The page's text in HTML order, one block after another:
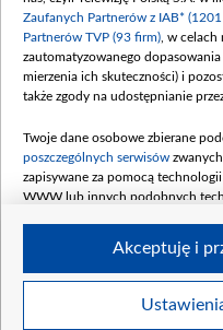
Zaufanych Partnerów z IAB*
Partnerów TVP (93 firm) , w
zautomatyzowanego
mierzenia ich skuteczności) i
także zgody na udostępnianie
Twoje dane osobowe zbierane
poszczególnych serwisów
zapisywane za pomocą
WWW lub innych podobnych
Twoje dane osobowe zbierane
Akceptuję i